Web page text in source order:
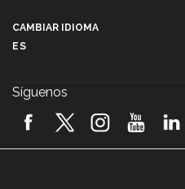
2026! (video)
CAMBIAR IDIOMA
ES
Síguenos